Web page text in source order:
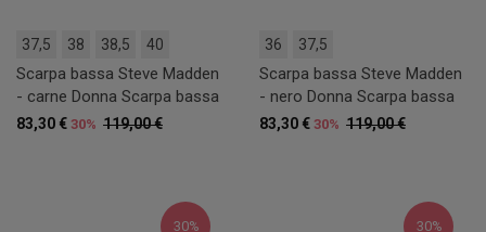
37,5 38 38,5 40
Scarpa bassa Steve Madden
- carne Donna Scarpa bassa
119,00 €
83,30 € 30%
36 37,5
Scarpa bassa Steve Madden
- nero Donna Scarpa bassa
119,00 €
83,30 € 30%
30% 30%